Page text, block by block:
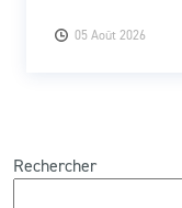
05 Août 2026
Rechercher